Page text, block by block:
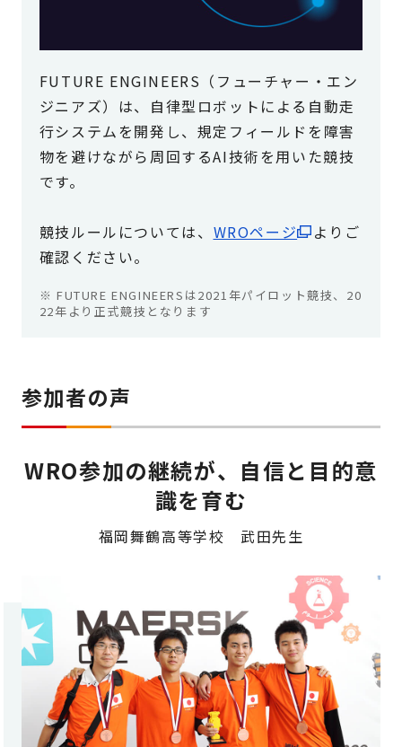
FUTURE ENGINEERS（フューチャー・エン
ジニアズ）は、自律型ロボットによる自動走
行システムを開発し、規定フィールドを障害
物を避けながら周回するAI技術を用いた競技
です。
競技ルールについては、 WROページ
よりご
確認ください。
※ FUTURE ENGINEERSは2021年パイロット競技、20
22年より正式競技となります
参加者の声
WRO参加の継続が、自信と目的意
識を育む
福岡舞鶴高等学校 武田先生